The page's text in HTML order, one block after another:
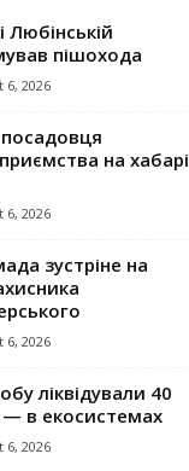
Любінській
пішохода
6, 2026
на хабарі
6, 2026
зустріне на
6, 2026
ліквідували 40
в екосистемах
6, 2026